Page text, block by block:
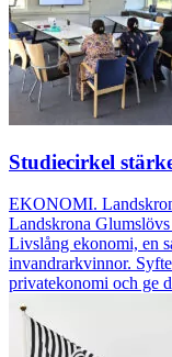
Studiecirkel
EKONOMI.
Landskrona
Livslång ekonomi, en
invandrarkvinnor.
privatekonomi och ge